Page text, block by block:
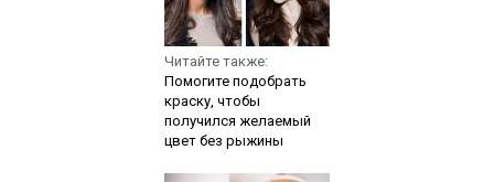
Читайте также:
Помогите подобрать
краску, чтобы
получился желаемый
цвет без рыжины